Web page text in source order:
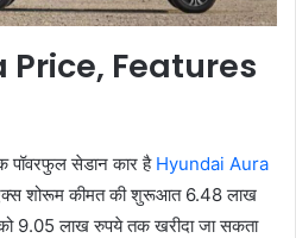
Features
पॉवरफुल सेडान कार है Hyundai Aura
शोरूम कीमत की शुरूआत 6.48 लाख
9.05 लाख रुपये तक खरीदा जा सकता